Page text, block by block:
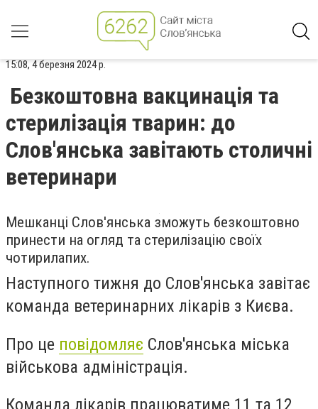
15:08, 4 березня 2024 р.
Безкоштовна вакцинація та
стерилізація тварин: до
Слов'янська завітають столичні
ветеринари
Мешканці Слов'янська зможуть безкоштовно
принести на огляд та стерилізацію своїх
чотирилапих.
Наступного тижня до Слов'янська завітає
команда ветеринарних лікарів з Києва.
Про це повідомляє Слов'янська міська
військова адміністрація.
Команда лікарів працюватиме 11 та 12